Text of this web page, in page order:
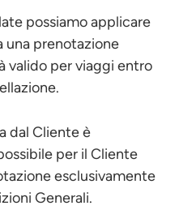
possiamo applicare
una prenotazione
valido per viaggi entro
dal Cliente è
per il Cliente
esclusivamente
Generali.